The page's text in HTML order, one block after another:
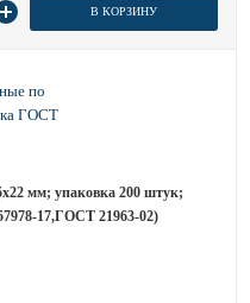
В КОРЗИНУ
мм; упаковка 200 штук;
17,ГОСТ 21963-02)